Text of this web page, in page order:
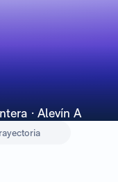
· Alevín A